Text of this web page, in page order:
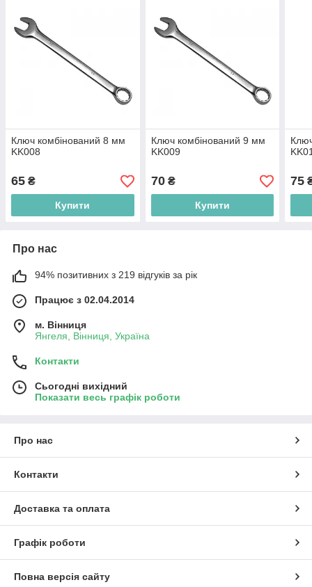
Ключ комбінований 8 мм
KK008
65 ₴
Купити
Ключ комбінований 9 мм
KK009
70₴
Купити
75
Про нас
94% позитивних з 219 відгуків за рік
Працює з 02.04.2014
м. Вінниця
Янгеля, Вінниця, Україна
Контакти
Сьогодні вихідний
Показати весь графік роботи
Про нас
Контакти
Доставка та оплата
Графік роботи
Повна версія сайту